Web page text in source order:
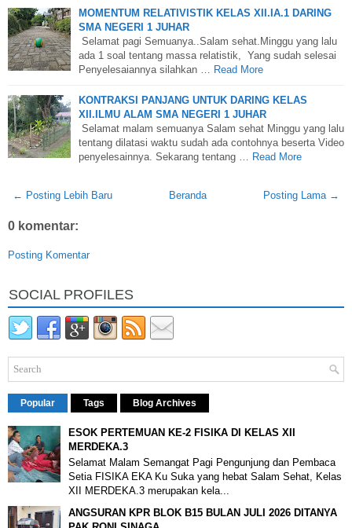
MOMENTUM RELATIVISTIK KELAS XII.IA.1 DARING
SMA NEGERI 1 JUHAR
Selamat pagi Semuanya..Salam sehat.Minggu yang lalu
ada 1 soal tentang massa relatistik, Yang sudah selesai
Penyelesaiannya silahkan …
Read More
KONTRAKSI PANJANG UNTUK DARING KELAS
XII.ILMU ALAM SMA NEGERI 1 JUHAR
Selamat malam semuanya Salam sehat Minggu yang lalu
tentang dilatasi waktu sudah ada contohnya beserta Video
penyelesainnya. Sekarang tentang …
Read More
← Posting Lebih Baru Posting Lama →
Beranda
0 komentar:
Posting Komentar
SOCIAL PROFILES
Popular Tags Blog Archives
ESOK PERTEMUAN KE-2 FISIKA DI KELAS XII
MERDEKA.3
Selamat Malam Semangat Pagi Pengunjung dan Pembaca
Setia FISIKA EKA Ku Suka yang hebat Salam Sehat, Kelas
XII MERDEKA.3 merupakan kela...
ANGSURAN KPR BLOK B15 BULAN JULI 2026 DITANYA